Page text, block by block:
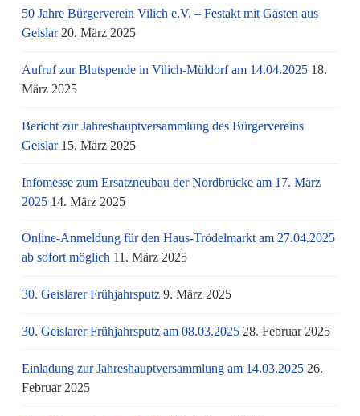
50 Jahre Bürgerverein Vilich e.V. – Festakt mit Gästen aus
Geislar 20. März 2025
Aufruf zur Blutspende in Vilich-Müldorf am 14.04.2025 18.
März 2025
Bericht zur Jahreshauptversammlung des Bürgervereins
Geislar 15. März 2025
Infomesse zum Ersatzneubau der Nordbrücke am 17. März
2025 14. März 2025
Online-Anmeldung für den Haus-Trödelmarkt am 27.04.2025
ab sofort möglich 11. März 2025
30. Geislarer Frühjahrsputz 9. März 2025
30. Geislarer Frühjahrsputz am 08.03.2025 28. Februar 2025
Einladung zur Jahreshauptversammlung am 14.03.2025 26.
Februar 2025